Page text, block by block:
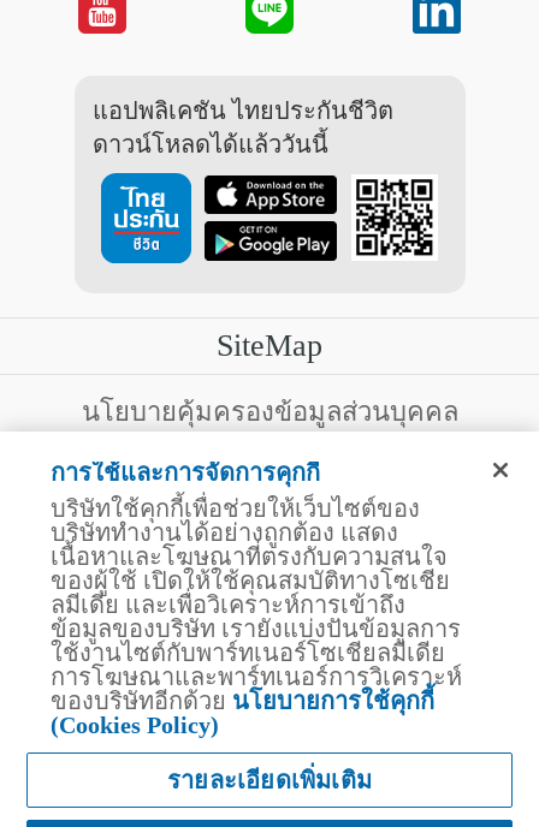
แอปพลิเคชัน ไทยประกันชีวิต
ดาวน์โหลดได้แล้ววันนี้
SiteMap
บริการลูกค้า
สิทธิพิเศษ
แอปพลิเคชัน ไทยประกันชีวิต
ไทยประกันชีวิตแคร์เซ็นเตอร์
ไทยประกันชีวิตเมดิแคร์
ไทยประกันชีวิตอีซี่เพย์
ไทยประกันชีวิตฮอตเคลม
ไทยประกันชีวิตประกันกลุ่ม
บริการสำหรับเจ้าหน้าที่โรงพยาบาล
สถานพยาบาลคู่สัญญา
ไทยประกันชีวิต Telemedicine
ไทยประกันชีวิต AI CHAT
แพ็กเกจผ่าตัดราคาพิเศษ "ความห่วงใยจากไทย
นโยบายคุ้มครองข้อมูลส่วนบุคคล
123 ถนน รัชดาภิเษก แขวงดินแดง เขตดินแดง
กรุงเทพฯ 10400 โทรศัพท์ 02-2470247
บริษัทฯ ขอแจ้งให้ผู้ใช้บริการทราบว่า บรรดาข้อความ ภาพ เสียง เนื้อหา
ชื่อ ชื่อทางการค้า ส่วนประกอบใดๆ ทั้งหมดของเว็บไซต์ รวมถึง
เครื่องหมายการค้า เครื่องหมาย บริการ ลิขสิทธิ์ สิทธิบัตร ความรู้ต่างๆ
ที่ปรากฏบนเว็บไซต์ของบริษัทฯ นี้ เป็นงานอันได้รับความคุ้มครองตาม
กฎหมายทรัพย์สินทางปัญญาของไทยโดยชอบด้วยกฎหมายของบริษัทฯ
แต่เพียงผู้เดียว หากบุคคลใดลอกเลียน ปลอมแปลง ทำซ้ำ ดัดแปลง เผย
แพร่ต่อสาธารณชน จำหน่าย มีไว้ให้เช่า หรือกระทำการใดๆ ในลักษณะ
ที่เป็นการแสวงหาประโยชน์ทางการค้าหรือประโยชน์โดยมิชอบ ไม่ว่า
โดยประการใดๆ จากทรัพย์สินทางปัญญาดังกล่าวข้างต้น โดยไม่ได้รับ
อนุญาตจากบริษัทฯ บริษัทฯ จะดำเนินการตามกฎหมายกับผู้ทำละเมิด
สิทธิดังกล่าวโดยทันที
การใช้และการจัดการคุกกี้
บริษัทใช้คุกกี้เพื่อช่วยให้เว็บไซต์ของ
บริษัททำงานได้อย่างถูกต้อง แสดง
เนื้อหาและโฆษณาที่ตรงกับความสนใจ
ของผู้ใช้ เปิดให้ใช้คุณสมบัติทางโซเชีย
ลมีเดีย และเพื่อวิเคราะห์การเข้าถึง
ข้อมูลของบริษัท เรายังแบ่งปันข้อมูลการ
ใช้งานไซต์กับพาร์ทเนอร์โซเชียลมีเดีย
การโฆษณาและพาร์ทเนอร์การวิเคราะห์
ของบริษัทอีกด้วย นโยบายการใช้คุกกี้
(Cookies Policy)
รายละเอียดเพิ่มเติม